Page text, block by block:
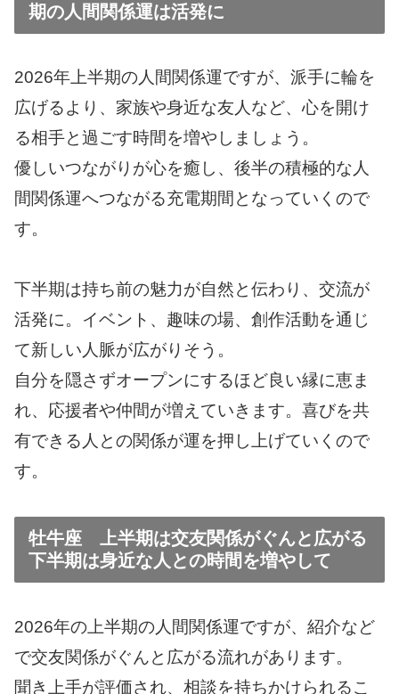
期の人間関係運は活発に
2026年上半期の人間関係運ですが、派手に輪を
広げるより、家族や身近な友人など、心を開け
る相手と過ごす時間を増やしましょう。
優しいつながりが心を癒し、後半の積極的な人
間関係運へつながる充電期間となっていくので
す。
下半期は持ち前の魅力が自然と伝わり、交流が
活発に。イベント、趣味の場、創作活動を通じ
て新しい人脈が広がりそう。
自分を隠さずオープンにするほど良い縁に恵ま
れ、応援者や仲間が増えていきます。喜びを共
有できる人との関係が運を押し上げていくので
す。
牡牛座 上半期は交友関係がぐんと広がる
下半期は身近な人との時間を増やして
2026年の上半期の人間関係運ですが、紹介など
で交友関係がぐんと広がる流れがあります。
聞き上手が評価され、相談を持ちかけられるこ